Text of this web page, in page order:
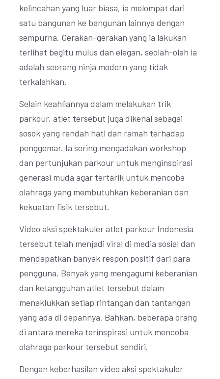
kelincahan yang luar biasa, ia melompat dari
satu bangunan ke bangunan lainnya dengan
sempurna. Gerakan-gerakan yang ia lakukan
terlihat begitu mulus dan elegan, seolah-olah ia
adalah seorang ninja modern yang tidak
terkalahkan.
Selain keahliannya dalam melakukan trik
parkour, atlet tersebut juga dikenal sebagai
sosok yang rendah hati dan ramah terhadap
penggemar. Ia sering mengadakan workshop
dan pertunjukan parkour untuk menginspirasi
generasi muda agar tertarik untuk mencoba
olahraga yang membutuhkan keberanian dan
kekuatan fisik tersebut.
Video aksi spektakuler atlet parkour Indonesia
tersebut telah menjadi viral di media sosial dan
mendapatkan banyak respon positif dari para
pengguna. Banyak yang mengagumi keberanian
dan ketangguhan atlet tersebut dalam
menaklukkan setiap rintangan dan tantangan
yang ada di depannya. Bahkan, beberapa orang
di antara mereka terinspirasi untuk mencoba
olahraga parkour tersebut sendiri.
Dengan keberhasilan video aksi spektakuler